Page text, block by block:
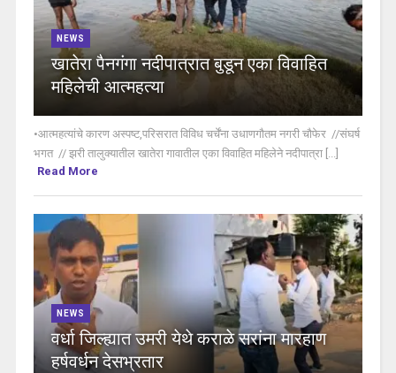
NEWS
खातेरा पैनगंगा नदीपात्रात बुडून एका विवाहित
महिलेची आत्महत्या
•आत्महत्यांचे कारण अस्पष्ट,परिसरात विविध चर्चेंना उधाणगौतम नगरी चौफेर //संघर्ष
भगत // झरी तालुक्यातील खातेरा गावातील एका विवाहित महिलेने नदीपात्रा [...]
Read More
NEWS
वर्धा जिल्ह्यात उमरी येथे कराळे सरांना मारहाण
हर्षवर्धन देसभ्रतार